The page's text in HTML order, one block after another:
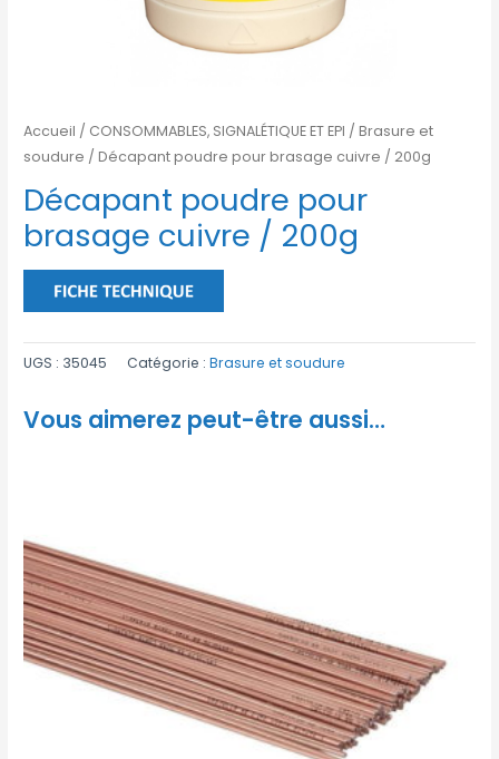
Accueil / CONSOMMABLES, SIGNALÉTIQUE ET EPI /Brasure et
soudure / Décapant poudre pour brasage cuivre / 200g
Décapant poudre pour
brasage cuivre / 200g
UGS : 35045 Catégorie :Brasure et soudure
Vous aimerez peut-être aussi…